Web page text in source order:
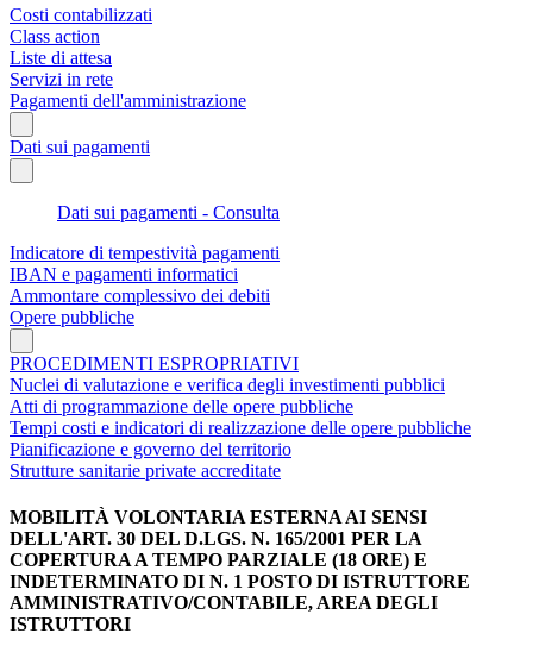
Costi contabilizzati
Class action
Liste di attesa
Servizi in rete
Pagamenti dell'amministrazione
Dati sui pagamenti
Dati sui pagamenti - Consulta
Indicatore di tempestività pagamenti
IBAN e pagamenti informatici
Ammontare complessivo dei debiti
Opere pubbliche
PROCEDIMENTI ESPROPRIATIVI
Nuclei di valutazione e verifica degli investimenti pubblici
Atti di programmazione delle opere pubbliche
Tempi costi e indicatori di realizzazione delle opere pubbliche
Pianificazione e governo del territorio
Strutture sanitarie private accreditate
MOBILITÀ VOLONTARIA ESTERNA AI SENSI
DELL'ART. 30 DEL D.LGS. N. 165/2001 PER LA
COPERTURA A TEMPO PARZIALE (18 ORE) E
INDETERMINATO DI N. 1 POSTO DI ISTRUTTORE
AMMINISTRATIVO/CONTABILE, AREA DEGLI
ISTRUTTORI